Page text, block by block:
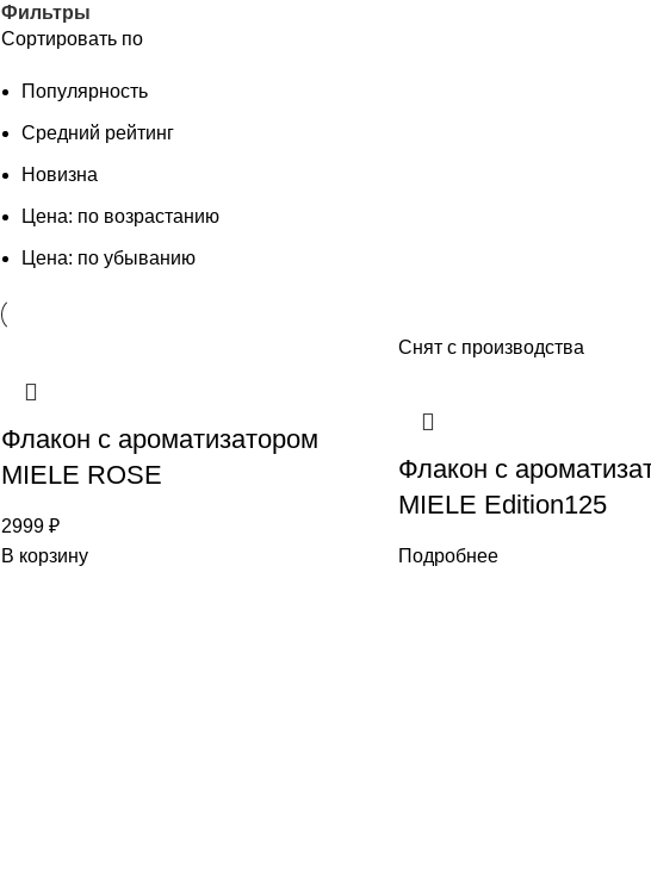
Фильтры
Сортировать по
Популярность
Средний рейтинг
Новизна
Цена: по возрастанию
Цена: по убыванию
Флакон с ароматизатором
MIELE ROSE
2999 ₽
В корзину
Снят с производства
Флакон с
MIELE Edition125
Подробнее